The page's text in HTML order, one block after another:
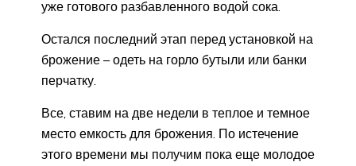
уже готового разбавленного водой сока.
Остался последний этап перед установкой на
брожение – одеть на горло бутыли или банки
перчатку.
Все, ставим на две недели в теплое и темное
место емкость для брожения. По истечение
этого времени мы получим пока еще молодое